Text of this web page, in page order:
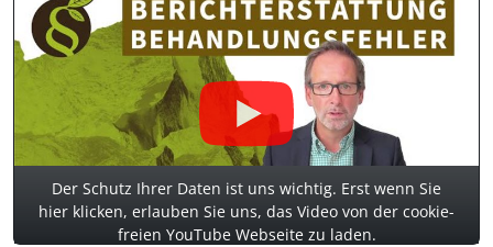
Der Schutz Ihrer Daten ist uns wichtig. Erst wenn Sie
hier klicken, erlauben Sie uns, das Video von der cookie-
freien YouTube Webseite zu laden.